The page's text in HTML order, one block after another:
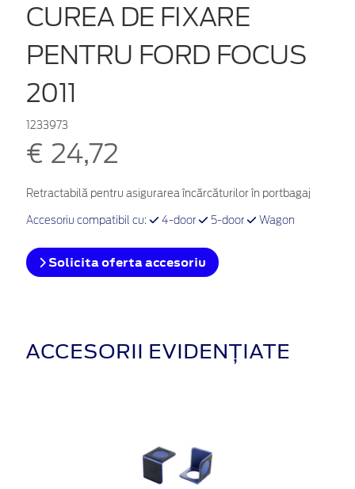
CUREA DE FIXARE
PENTRU FORD FOCUS
2011
1233973
€ 24,72
Retractabilă pentru asigurarea încărcăturilor în portbagaj
Accesoriu compatibil cu: 4-door 5-door Wagon
Solicita oferta accesoriu
ACCESORII EVIDENȚIATE